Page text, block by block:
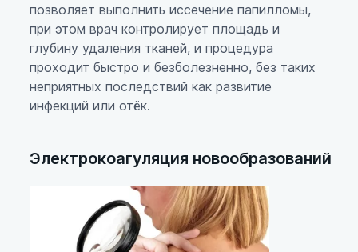
позволяет выполнить иссечение папилломы,
при этом врач контролирует площадь и
глубину удаления тканей, и процедура
проходит быстро и безболезненно, без таких
неприятных последствий как развитие
инфекций или отёк.
Электрокоагуляция новообразований